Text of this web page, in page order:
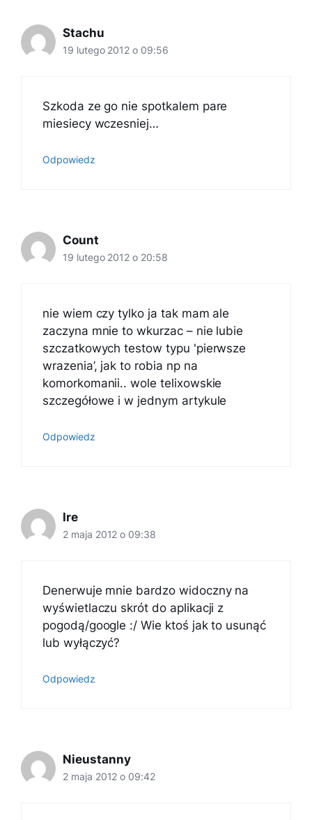
Stachu
19 lutego 2012 o 09:56
Szkoda ze go nie spotkalem pare
miesiecy wczesniej…
Odpowiedz
Count
19 lutego 2012 o 20:58
nie wiem czy tylko ja tak mam ale
zaczyna mnie to wkurzac – nie lubie
szczatkowych testow typu 'pierwsze
wrazenia’, jak to robia np na
komorkomanii.. wole telixowskie
szczegółowe i w jednym artykule
Odpowiedz
Ire
2 maja 2012 o 09:38
Denerwuje mnie bardzo widoczny na
wyświetlaczu skrót do aplikacji z
pogodą/google :/ Wie ktoś jak to usunąć
lub wyłączyć?
Odpowiedz
Nieustanny
2 maja 2012 o 09:42